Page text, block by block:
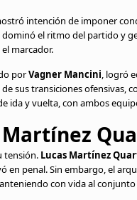
intención de imponer
dominó el ritmo del partido y
marcador.
porVagner Mancini, logró
sus transiciones ofensivas,
ida y vuelta, con ambos
tensión. Lucas Martínez
en penal. Sin embargo, el
con vida al